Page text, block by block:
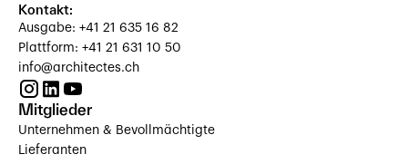
Kontakt:
Ausgabe: +41 21 635 16 82
Plattform: +41 21 631 10 50
info@architectes.ch
Mitglieder
Unternehmen & Bevollmächtigte
Lieferanten